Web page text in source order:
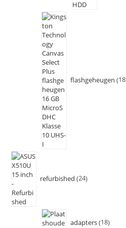
flashgeheugen 18
refurbished 24
adapters 18